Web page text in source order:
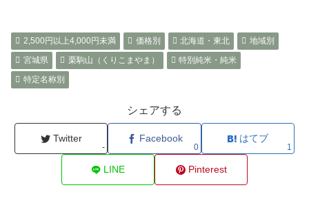
2,500円以上4,000円未満 価格別 北海道・東北
地域別
宮城県
栗駒山（くりこまやま）
特別純米・純米
特定名称別
シェアする
Twitter
-
Facebook
0
はてブ
1
LINE Pinterest